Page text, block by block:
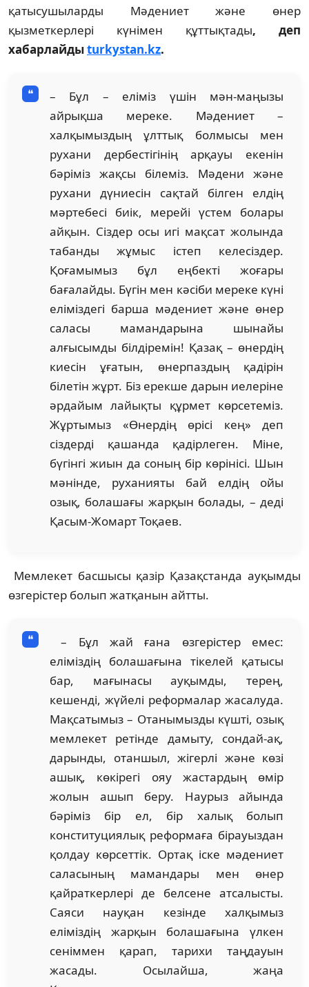
қатысушыларды Мәдениет және өнер
қызметкерлері күнімен құттықтады, деп
хабарлайдыturkystan.kz.
– Бұл – еліміз үшін мән-маңызы
айрықша мереке. Мәдениет –
халқымыздың ұлттық болмысы мен
рухани дербестігінің арқауы екенін
бәріміз жақсы білеміз. Мәдени және
рухани дүниесін сақтай білген елдің
мәртебесі биік, мерейі үстем болары
айқын. Сіздер осы игі мақсат жолында
табанды жұмыс істеп келесіздер.
Қоғамымыз бұл еңбекті жоғары
бағалайды. Бүгін мен кәсіби мереке күні
еліміздегі барша мәдениет және өнер
саласы мамандарына шынайы
алғысымды білдіремін! Қазақ – өнердің
киесін ұғатын, өнерпаздың қадірін
білетін жұрт. Біз ерекше дарын иелеріне
әрдайым лайықты құрмет көрсетеміз.
Жұртымыз «Өнердің өрісі кең» деп
сіздерді қашанда қадірлеген. Міне,
бүгінгі жиын да соның бір көрінісі. Шын
мәнінде, руханияты бай елдің ойы
озық, болашағы жарқын болады, – деді
Қасым-Жомарт Тоқаев.
Мемлекет басшысы қазір Қазақстанда ауқымды
өзгерістер болып жатқанын айтты.
– Бұл жай ғана өзгерістер емес:
еліміздің болашағына тікелей қатысы
бар, мағынасы ауқымды, терең,
кешенді, жүйелі реформалар жасалуда.
Мақсатымыз – Отанымызды күшті, озық
мемлекет ретінде дамыту, сондай-ақ,
дарынды, отаншыл, жігерлі және көзі
ашық, көкірегі ояу жастардың өмір
жолын ашып беру. Наурыз айында
бәріміз бір ел, бір халық болып
конституциялық реформаға бірауыздан
қолдау көрсеттік. Ортақ іске мәдениет
саласының мамандары мен өнер
қайраткерлері де белсене атсалысты.
Саяси науқан кезінде халқымыз
еліміздің жарқын болашағына үлкен
сеніммен қарап, тарихи таңдауын
жасады. Осылайша, жаңа